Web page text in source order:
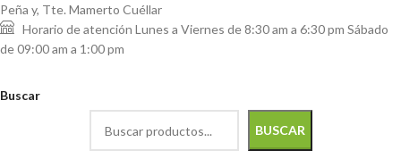
Peña y, Tte. Mamerto Cuéllar
Horario de atención Lunes a Viernes de 8:30 am a 6:30 pm Sábado
de 09:00 am a 1:00 pm
Buscar
BUSCAR